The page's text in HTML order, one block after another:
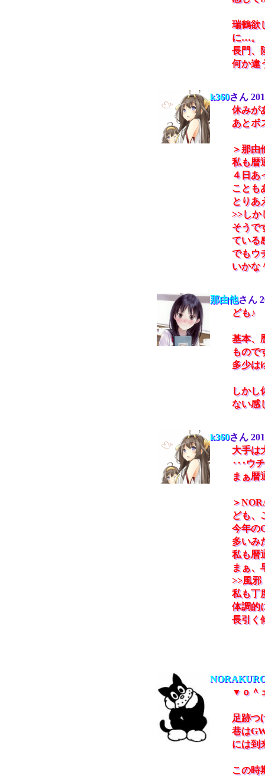
瑞鶴欲
に…。
長門、
何か違
k360さん
休みが
あとボ
＞那由
私も暦
４日あ
ことも
とりあ
>>しか
そうで
ている
でもウ
いかな
那由他さん
ども♪
基本、
もので
多少は
しかし
ない感
k360さん
大手は
･･･ウ
まぁ暦
＞
ども、
今年の
多いみ
私も暦
まぁ、
>>風邪
私も丁
体調的
長引く
▼ｏ＾
足跡
巷は
には到
この時